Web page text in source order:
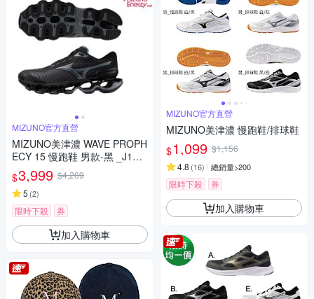
MIZUNO官方直營
MIZUNO美津濃 WAVE PROPH
ECY 15 慢跑鞋 男款-黑 _J1GC
265131
$3,999 $4,209
5 (2)
限時下殺 券
加入購物車
MIZUNO官方直營
MIZUNO美津濃 慢跑鞋/排球鞋
$1,099 $1,156
4.8 (16) 總銷量>200
限時下殺 券
加入購物車